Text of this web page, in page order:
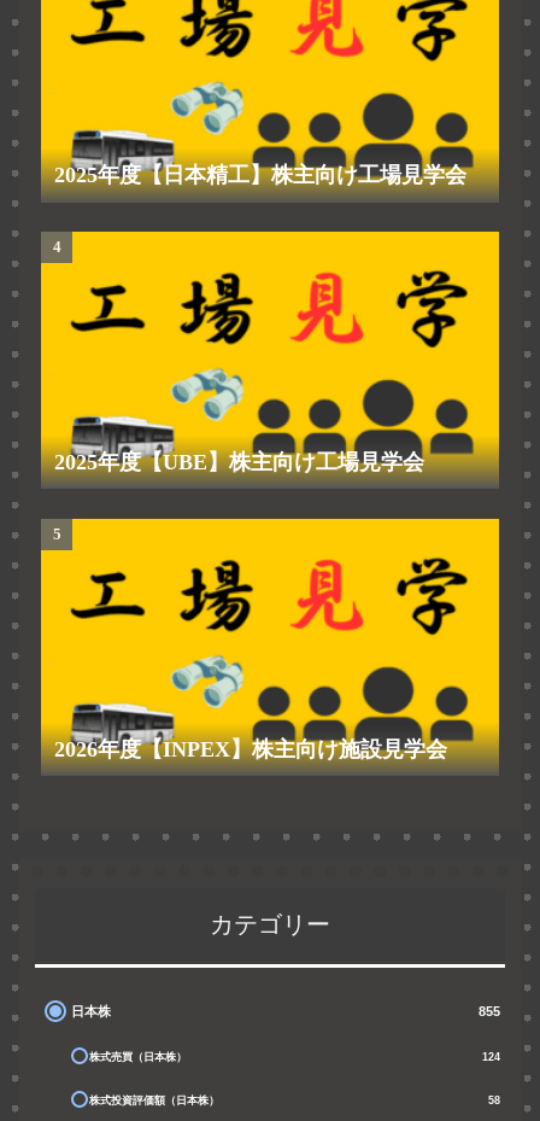
2025年度【日本精工】株主向け工場見学会
2025年度【UBE】株主向け工場見学会
2026年度【INPEX】株主向け施設見学会
カテゴリー
日本株 855
株式売買（日本株） 124
株式投資評価額（日本株） 58